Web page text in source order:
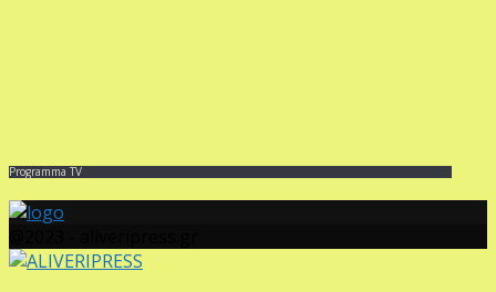
Programma TV